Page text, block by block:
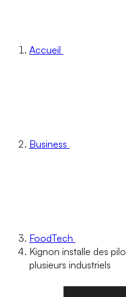
Accueil
Business
FoodTech
Kignon installe des
plusieurs industriels